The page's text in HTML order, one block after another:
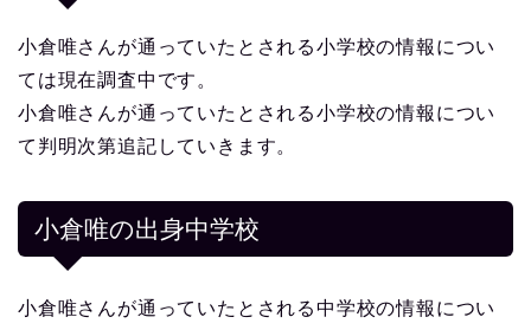
小倉唯さんが通っていたとされる小学校の情報につい
ては現在調査中です。
小倉唯さんが通っていたとされる小学校の情報につい
て判明次第追記していきます。
小倉唯の出身中学校
小倉唯さんが通っていたとされる中学校の情報につい